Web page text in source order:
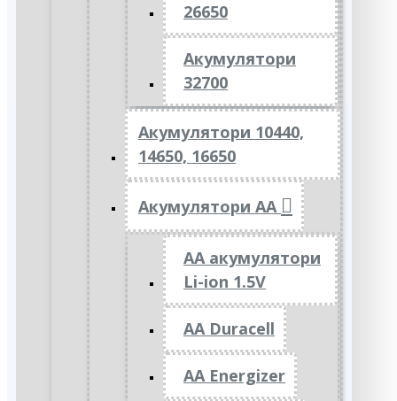
26650
Акумулятори
32700
Акумулятори 10440,
14650, 16650
Акумулятори АА
AA акумулятори
Li-ion 1.5V
AA Duracell
AA Energizer